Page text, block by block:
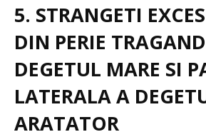
5. STRANGETI
DIN PERIE
DEGETUL MARE SI
LATERALA A
ARATATOR